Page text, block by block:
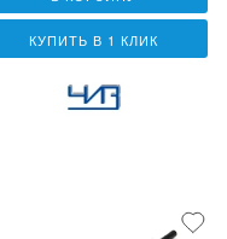
КУПИТЬ В 1 КЛИК